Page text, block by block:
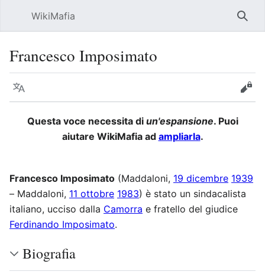
WikiMafia
Francesco Imposimato
Lingua Segui
Questa voce necessita di un'espansione. Puoi
aiutare WikiMafia ad ampliarla.
Francesco Imposimato (Maddaloni, 19 dicembre 1939
– Maddaloni, 11 ottobre 1983) è stato un sindacalista
italiano, ucciso dalla Camorra e fratello del giudice
Ferdinando Imposimato.
Biografia